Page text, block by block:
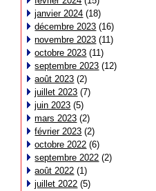
janvier 2024 (18)
décembre 2023 (16)
novembre 2023 (11)
octobre 2023 (11)
septembre 2023 (12)
août 2023 (2)
juillet 2023 (7)
juin 2023 (5)
mars 2023 (2)
février 2023 (2)
octobre 2022 (6)
septembre 2022 (2)
août 2022 (1)
juillet 2022 (5)